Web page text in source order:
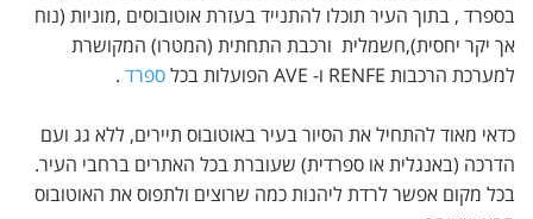
בספרד , בתוך העיר תוכלו להתנייד בעזרת אוטובוסים ,מוניות (נוח
אך יקר יחסית),חשמלית ורכבת התחתית (המטרו) המקושרת
למערכת הרכבות RENFE ו- AVE הפועלות בכל
ספרד .
כדאי מאוד להתחיל את הסיור בעיר באוטובוס תיירים, ללא גג ועם
הדרכה (באנגלית או ספרדית) שעוברת בכל האתרים ברחבי העיר.
בכל מקום אפשר לרדת ליהנות כמה שרוצים ולתפוס את האוטובוס